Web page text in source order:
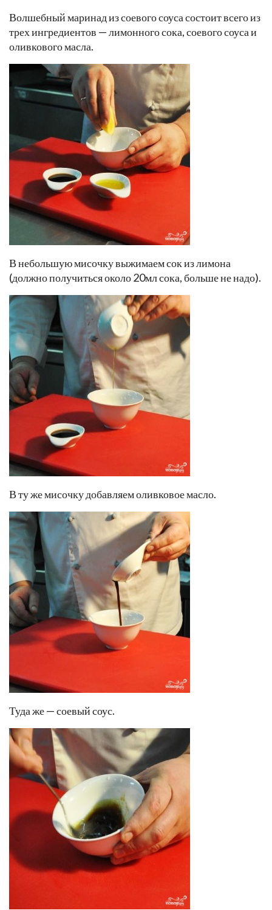
Волшебный маринад из соевого соуса состоит всего из
трех ингредиентов — лимонного сока, соевого соуса и
оливкового масла.
В небольшую мисочку выжимаем сок из лимона
(должно получиться около 20мл сока, больше не надо).
В ту же мисочку добавляем оливковое масло.
Туда же — соевый соус.